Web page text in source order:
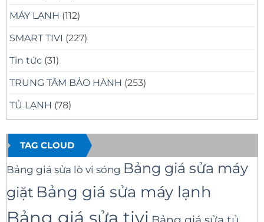
MÁY LẠNH (112)
SMART TIVI (227)
Tin tức (31)
TRUNG TÂM BẢO HÀNH (253)
TỦ LẠNH (78)
TAG CLOUD
Bảng giá sửa lò vi sóng Bảng giá sửa máy
giặt Bảng giá sửa máy lạnh
Bảng giá sửa tivi